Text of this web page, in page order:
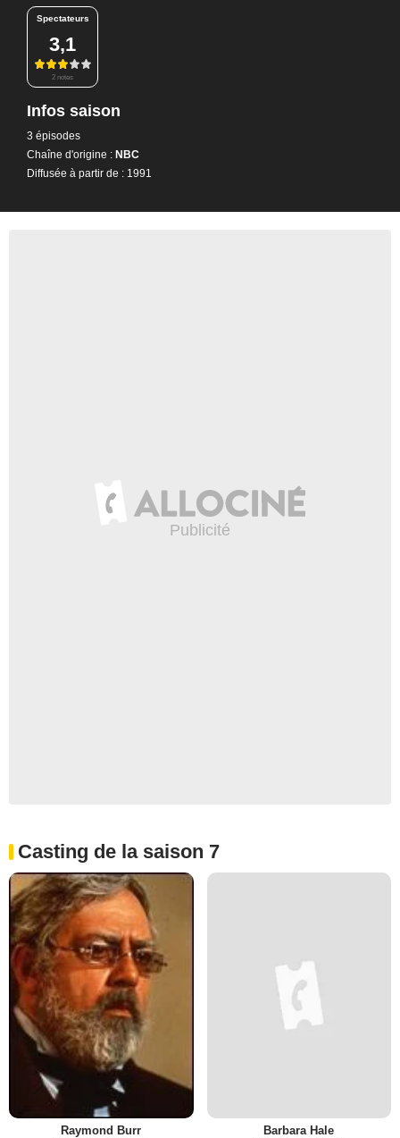
Spectateurs
3,1
2 notes
Infos saison
3 épisodes
Chaîne d'origine : NBC
Diffusée à partir de : 1991
Casting de la saison 7
Raymond Burr Barbara Hale